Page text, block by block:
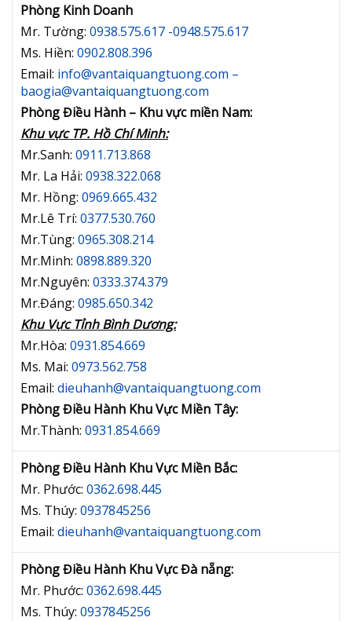
Phòng Kinh Doanh
Mr. Tường: 0938.575.617 -0948.575.617
Ms. Hiền: 0902.808.396
Email: info@vantaiquangtuong.com –
baogia@vantaiquangtuong.com
Phòng Điều Hành – Khu vực miền Nam:
Khu vực TP. Hồ Chí Minh:
Mr.Sanh: 0911.713.868
Mr. La Hải: 0938.322.068
Mr. Hồng: 0969.665.432
Mr.Lê Trí: 0377.530.760
Mr.Tùng: 0965.308.214
Mr.Minh: 0898.889.320
Mr.Nguyên: 0333.374.379
Mr.Đáng: 0985.650.342
Khu Vực Tỉnh Bình Dương:
Mr.Hòa: 0931.854.669
Ms. Mai: 0973.562.758
Email: dieuhanh@vantaiquangtuong.com
Phòng Điều Hành Khu Vực Miền Tây:
Mr.Thành: 0931.854.669
Phòng Điều Hành Khu Vực Miền Bắc:
Mr. Phước: 0362.698.445
Ms. Thúy: 0937845256
Email: dieuhanh@vantaiquangtuong.com
Phòng Điều Hành Khu Vực Đà nẵng:
Mr. Phước: 0362.698.445
Ms. Thúy: 0937845256